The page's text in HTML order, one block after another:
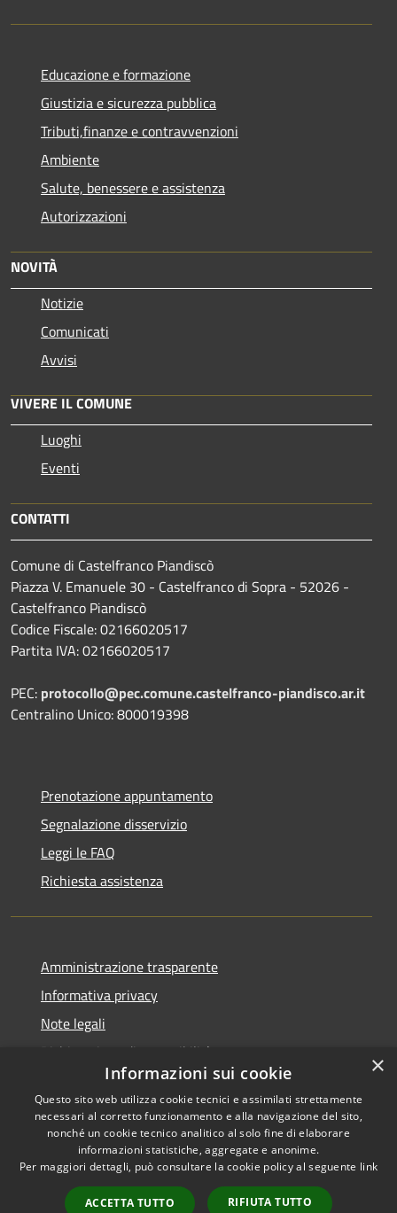
Educazione e formazione
Giustizia e sicurezza pubblica
Tributi,finanze e contravvenzioni
Ambiente
Salute, benessere e assistenza
Autorizzazioni
NOVITÀ
Notizie
Comunicati
Avvisi
VIVERE IL COMUNE
Luoghi
Eventi
CONTATTI
Comune di Castelfranco Piandiscò
Piazza V. Emanuele 30 - Castelfranco di Sopra - 52026 -
Castelfranco Piandiscò
Codice Fiscale: 02166020517
Partita IVA: 02166020517
PEC: protocollo@pec.comune.castelfranco-piandisco.ar.it
Centralino Unico: 800019398
Prenotazione appuntamento
Segnalazione disservizio
Leggi le FAQ
Richiesta assistenza
Amministrazione trasparente
Informativa privacy
Note legali
Dichiarazione di accessibilità
Accessibilità
Copyright © 2025 •
Comune di Castelfranco
Piandiscò • Powered by
Municipium• Accesso
×
Informazioni sui cookie
Questo sito web utilizza cookie tecnici e assimilati strettamente
necessari al corretto funzionamento e alla navigazione del sito,
nonché un cookie tecnico analitico al solo fine di elaborare
informazioni statistiche, aggregate e anonime.
Per maggiori dettagli, può consultare la cookie policy al seguente link
ACCETTA TUTTO RIFIUTA TUTTO